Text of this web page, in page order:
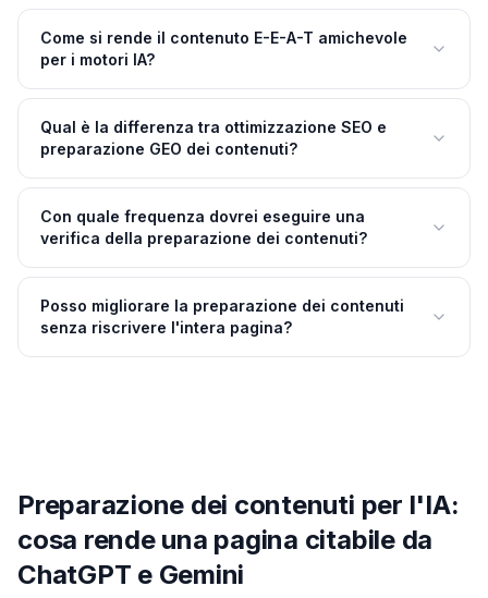
Come si rende il contenuto E-E-A-T amichevole
per i motori IA?
Qual è la differenza tra ottimizzazione SEO e
preparazione GEO dei contenuti?
Con quale frequenza dovrei eseguire una
verifica della preparazione dei contenuti?
Posso migliorare la preparazione dei contenuti
senza riscrivere l'intera pagina?
Preparazione dei contenuti per l'IA:
cosa rende una pagina citabile da
ChatGPT e Gemini